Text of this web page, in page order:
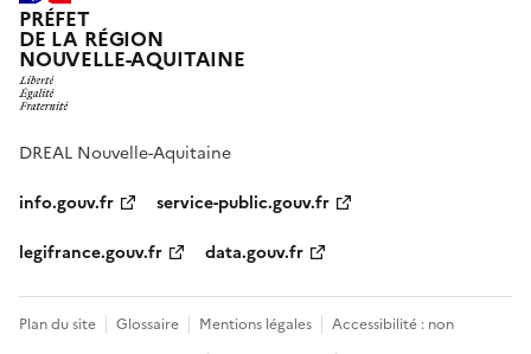
PRÉFET
DE LA RÉGION
NOUVELLE-AQUITAINE
DREAL Nouvelle-Aquitaine
info.gouv.fr
service-public.gouv.fr
legifrance.gouv.fr
data.gouv.fr
Plan du site Glossaire Mentions légales
Accessibilité : non